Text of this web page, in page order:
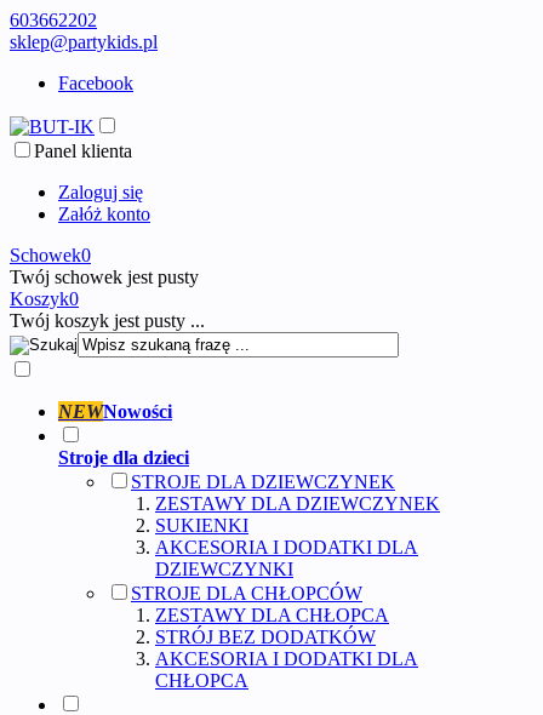
603662202
sklep@partykids.pl
Facebook
Panel klienta
Zaloguj się
Załóż konto
Schowek0
Twój schowek jest pusty
Koszyk0
Twój koszyk jest pusty ...
NEWNowości
Stroje dla dzieci
STROJE DLA DZIEWCZYNEK
ZESTAWY DLA DZIEWCZYNEK
SUKIENKI
AKCESORIA I DODATKI DLA
DZIEWCZYNKI
STROJE DLA CHŁOPCÓW
ZESTAWY DLA CHŁOPCA
STRÓJ BEZ DODATKÓW
AKCESORIA I DODATKI DLA
CHŁOPCA